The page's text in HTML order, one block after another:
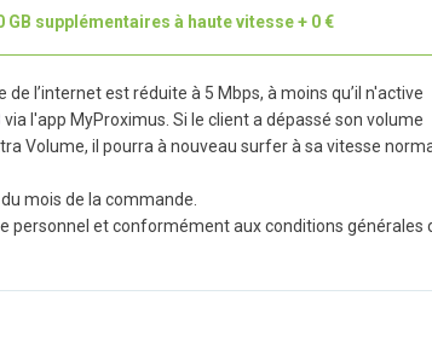
supplémentaires à haute vitesse + 0 €
l’internet est réduite à 5 Mbps, à moins qu’il n'active
via l'app MyProximus. Si le client a dépassé son volume
Volume, il pourra à nouveau surfer à sa vitesse
mois de la commande.
personnel et conformément aux conditions générales